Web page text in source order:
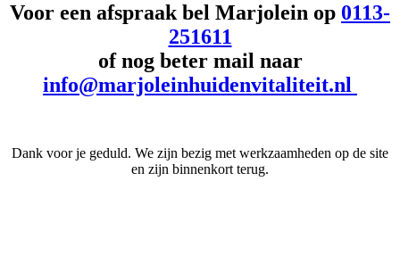
Voor een afspraak bel Marjolein op 0113-
251611
of nog beter mail naar
info@marjoleinhuidenvitaliteit.nl
Dank voor je geduld. We zijn bezig met werkzaamheden op de site
en zijn binnenkort terug.